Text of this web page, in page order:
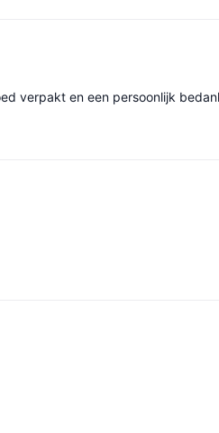
verpakt en een persoonlijk